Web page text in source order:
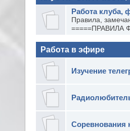
Работа клуба,
Правила,
=====ПРАВИЛА
Работа в эфире
Изучение
Соревнования